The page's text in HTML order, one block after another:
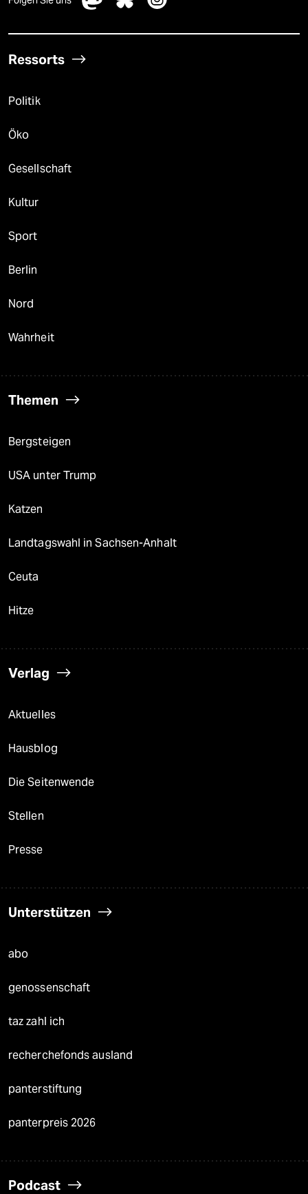
Ressorts
Politik
Öko
Gesellschaft
Kultur
Sport
Berlin
Nord
Wahrheit
Themen
Bergsteigen
USA unter Trump
Katzen
Landtagswahl in Sachsen-Anhalt
Ceuta
Hitze
Verlag
Aktuelles
Hausblog
Die Seitenwende
Stellen
Presse
Unterstützen
abo
genossenschaft
taz zahl ich
recherchefonds ausland
panterstiftung
panterpreis 2026
Podcast